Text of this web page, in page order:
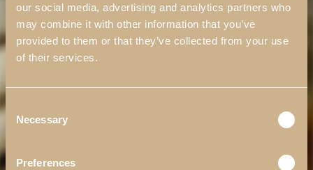
our social media, advertising and analytics partners who
may combine it with other information that you’ve
provided to them or that they’ve collected from your use
of their services.
Consent
Selection
Necessary
Preferences